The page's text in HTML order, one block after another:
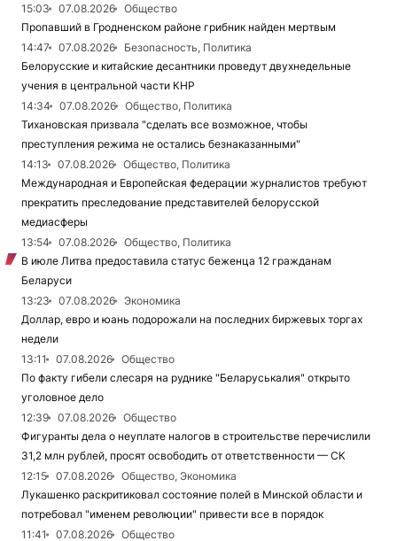
15:03
07.08.2026
Общество
Пропавший в Гродненском районе грибник найден мертвым
14:47
07.08.2026
Безопасность, Политика
Белорусские и китайские десантники проведут двухнедельные
учения в центральной части КНР
14:34
07.08.2026
Общество, Политика
Тихановская призвала "сделать все возможное, чтобы
преступления режима не остались безнаказанными"
14:13
07.08.2026
Общество, Политика
Международная и Европейская федерации журналистов требуют
прекратить преследование представителей белорусской
медиасферы
13:54
07.08.2026
Общество, Политика
В июле Литва предоставила статус беженца 12 гражданам
Беларуси
13:23
07.08.2026
Экономика
Доллар, евро и юань подорожали на последних биржевых торгах
недели
13:11
07.08.2026
Общество
По факту гибели слесаря на руднике "Беларуськалия" открыто
уголовное дело
12:39
07.08.2026
Общество
Фигуранты дела о неуплате налогов в строительстве перечислили
31,2 млн рублей, просят освободить от ответственности — СК
12:15
07.08.2026
Общество, Экономика
Лукашенко раскритиковал состояние полей в Минской области и
потребовал "именем революции" привести все в порядок
11:41
07.08.2026
Общество